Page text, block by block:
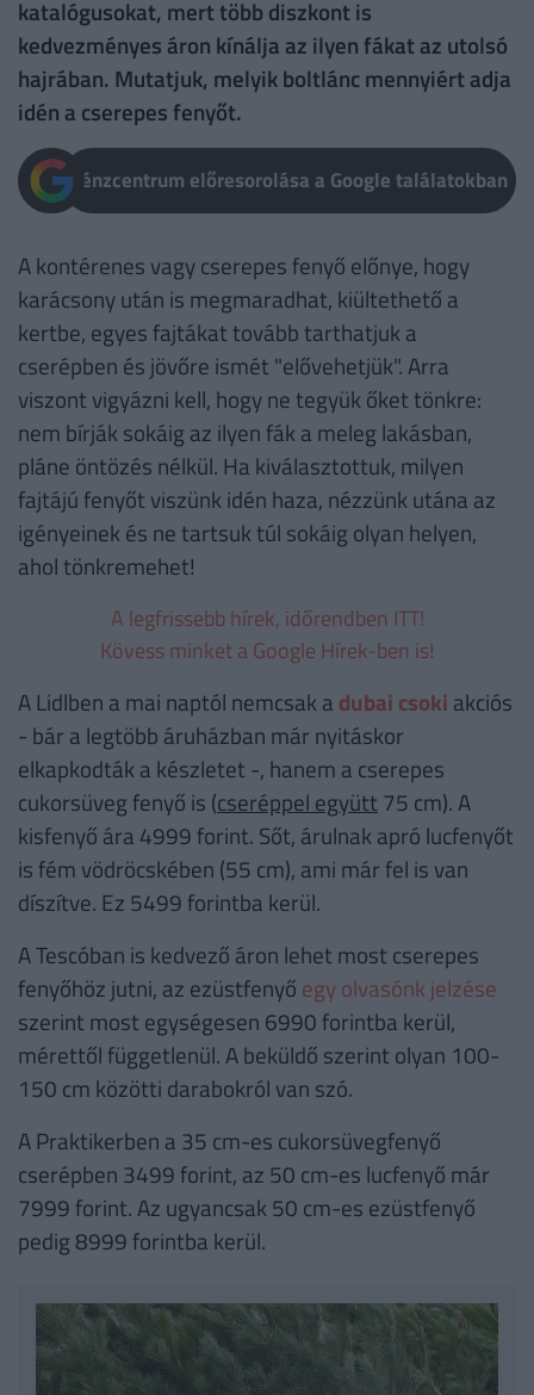
katalógusokat, mert több diszkont is
kedvezményes áron kínálja az ilyen fákat az utolsó
hajrában. Mutatjuk, melyik boltlánc mennyiért adja
idén a cserepes fenyőt.
Pénzcentrum előresorolása a Google találatokban
A kontérenes vagy cserepes fenyő előnye, hogy
karácsony után is megmaradhat, kiültethető a
kertbe, egyes fajtákat tovább tarthatjuk a
cserépben és jövőre ismét "elővehetjük". Arra
viszont vigyázni kell, hogy ne tegyük őket tönkre:
nem bírják sokáig az ilyen fák a meleg lakásban,
pláne öntözés nélkül. Ha kiválasztottuk, milyen
fajtájú fenyőt viszünk idén haza, nézzünk utána az
igényeinek és ne tartsuk túl sokáig olyan helyen,
ahol tönkremehet!
A legfrissebb hírek, időrendben ITT!
Kövess minket a Google Hírek-ben is!
A Lidlben a mai naptól nemcsak a dubai csoki akciós
- bár a legtöbb áruházban már nyitáskor
elkapkodták a készletet -, hanem a cserepes
cukorsüveg fenyő is (cseréppel együtt75 cm). A
kisfenyő ára 4999 forint. Sőt, árulnak apró lucfenyőt
is fém vödröcskében (55 cm), ami már fel is van
díszítve. Ez 5499 forintba kerül.
A Tescóban is kedvező áron lehet most cserepes
fenyőhöz jutni, az ezüstfenyő egy olvasónk jelzése
szerint most egységesen 6990 forintba kerül,
mérettől függetlenül. A beküldő szerint olyan 100-
150 cm közötti darabokról van szó.
A Praktikerben a 35 cm-es cukorsüvegfenyő
cserépben 3499 forint, az 50 cm-es lucfenyő már
7999 forint. Az ugyancsak 50 cm-es ezüstfenyő
pedig 8999 forintba kerül.